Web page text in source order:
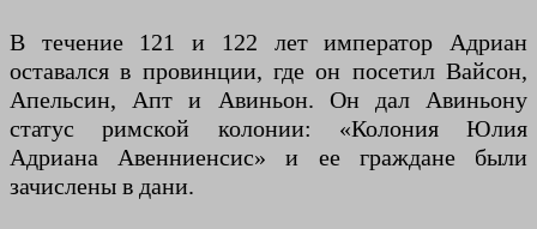
В течение 121 и 122 лет император Адриан
оставался в провинции, где он посетил Вайсон,
Апельсин, Апт и Авиньон. Он дал Авиньону
статус римской колонии: «Колония Юлия
Адриана Авенниенсис» и ее граждане были
зачислены в дани.